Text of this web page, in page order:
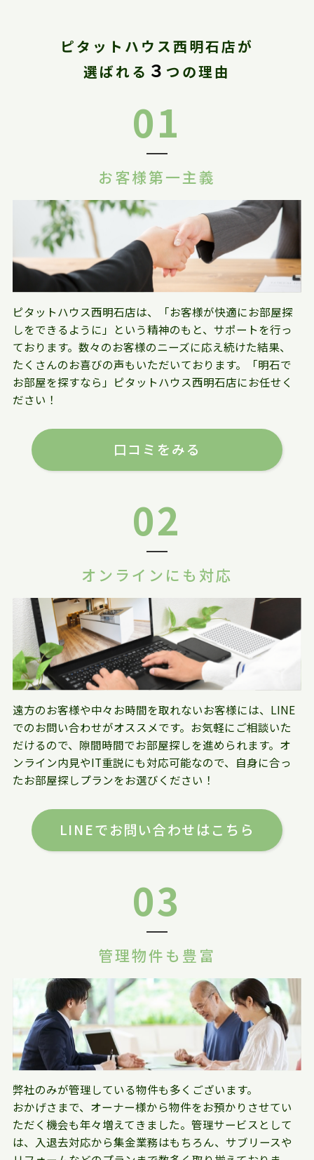
ピタットハウス西明石店が
選ばれる ３ つの理由
01
お客様第一主義
ピタットハウス西明石店は、「お客様が快適にお部屋探
しをできるように」という精神のもと、サポートを行っ
ております。数々のお客様のニーズに応え続けた結果、
たくさんのお喜びの声もいただいております。「明石で
お部屋を探すなら」ピタットハウス西明石店にお任せく
ださい！
口コミをみる
02
オンラインにも対応
遠方のお客様や中々お時間を取れないお客様には、LINE
でのお問い合わせがオススメです。お気軽にご相談いた
だけるので、隙間時間でお部屋探しを進められます。オ
ンライン内見やIT重説にも対応可能なので、自身に合っ
たお部屋探しプランをお選びください！
LINEでお問い合わせはこちら
03
管理物件も豊富
弊社のみが管理している物件も多くございます。
おかげさまで、オーナー様から物件をお預かりさせてい
ただく機会も年々増えてきました。管理サービスとして
は、入退去対応から集金業務はもちろん、サブリースや